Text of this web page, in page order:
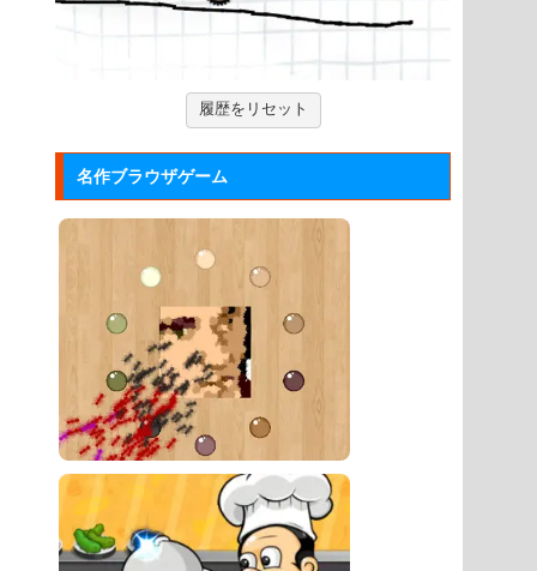
回転する球体をリズムに合わせてクリ
ジュエルカラーリング
宝石を入れ替えて床と同じ色に揃える
カラーパズルゲーム。
大乱闘スマッシュブラザーズフラ...
任天堂の大乱闘スマッシュブラザーズ
をブラウザゲームで再現した...
履歴をリセット
名作ブラウザゲーム